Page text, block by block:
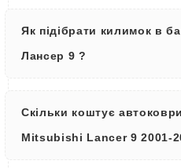
Як підібрати килимок в
Лансер 9 ?
Скільки коштує
Mitsubishi Lancer 9 2001-